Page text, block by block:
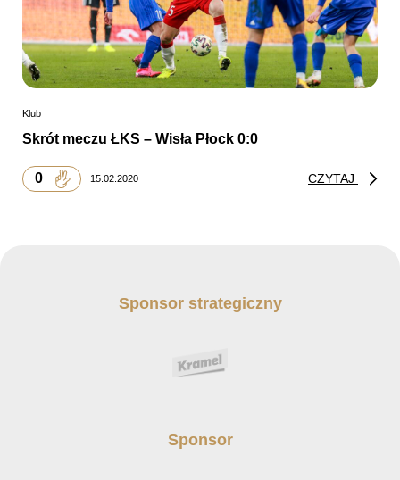
Klub
Skrót meczu ŁKS – Wisła Płock 0:0
0 15.02.2020 CZYTAJ
Sponsor strategiczny
Sponsor